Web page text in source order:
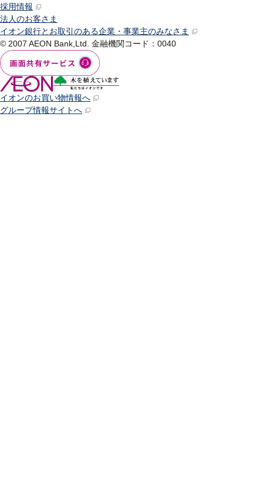
採用情報
法人のお客さま
イオン銀行とお取引のある企業・事業主のみなさま
© 2007 AEON Bank,Ltd. 金融機関コード：0040
イオンのお買い物情報へ
グループ情報サイトへ